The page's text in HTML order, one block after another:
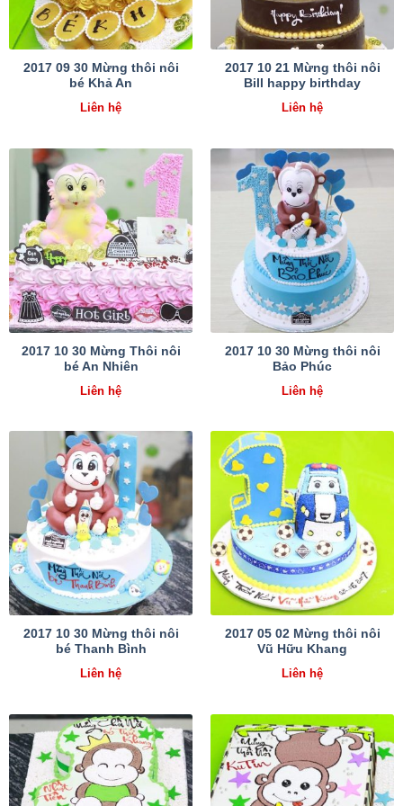
2017 09 30 Mừng thôi nôi
bé Khả An
Liên hệ
2017 10 21 Mừng thôi nôi
Bill happy birthday
Liên hệ
2017 10 30 Mừng Thôi nôi
bé An Nhiên
Liên hệ
2017 10 30 Mừng thôi nôi
Bảo Phúc
Liên hệ
2017 10 30 Mừng thôi nôi
bé Thanh Bình
Liên hệ
2017 05 02 Mừng thôi nôi
Vũ Hữu Khang
Liên hệ